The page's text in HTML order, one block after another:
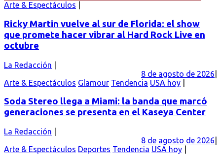
Arte & Espectáculos
Ricky Martin vuelve al sur de Florida: el show
que promete hacer vibrar al Hard Rock Live en
octubre
La Redacción
8 de agosto de 2026
Arte & Espectáculos Glamour Tendencia USA hoy
Soda Stereo llega a Miami: la banda que marcó
generaciones se presenta en el Kaseya Center
La Redacción
8 de agosto de 2026
Arte & Espectáculos Deportes Tendencia USA hoy